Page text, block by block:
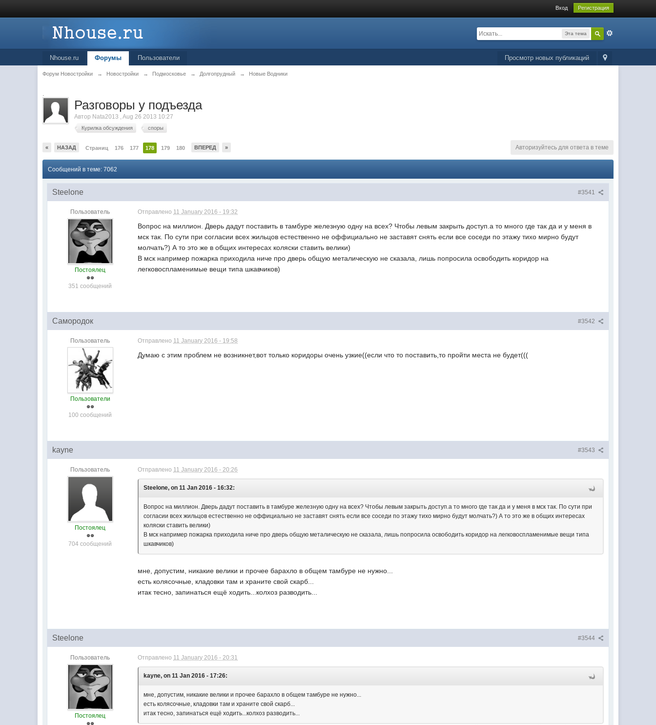
Вход Регистрация
Эта тема
Просмотр новых публикаций
Nhouse.ru Форумы Пользователи
Форум Новостройки → Новостройки → Подмосковье → Долгопрудный → Новые Водники
.
Разговоры у подъезда
Автор Nata2013 ,Aug 26 2013 10:27
Курилка обсуждения споры
« НАЗАД Страниц 176 177 178 179 180 ВПЕРЕД » Авторизуйтесь для ответа в теме
Сообщений в теме: 7062
#3541
Steelone
Пользователь
Постоялец
351 сообщений
Отправлено 11 January 2016 - 19:32
Вопрос на миллион. Дверь дадут поставить в тамбуре железную одну на всех? Чтобы левым закрыть доступ.а то много где так да и у меня в
мск так. По сути при согласии всех жильцов естественно не оффициально не заставят снять если все соседи по этажу тихо мирно будут
молчать?) А то это же в общих интересах коляски ставить велики)
В мск например пожарка приходила ниче про дверь общую металическую не сказала, лишь попросила освободить коридор на
легковоспламенимые вещи типа шкавчиков)
#3542
Самородок
Пользователь
Пользователи
100 сообщений
Отправлено 11 January 2016 - 19:58
Думаю с этим проблем не возникнет,вот только коридоры очень узкие((если что то поставить,то пройти места не будет(((
#3543
kayne
Пользователь
Постоялец
704 сообщений
Отправлено 11 January 2016 - 20:26
Steelone, on 11 Jan 2016 - 16:32:
Вопрос на миллион. Дверь дадут поставить в тамбуре железную одну на всех? Чтобы левым закрыть доступ.а то много где так да и у меня в мск так. По сути при
согласии всех жильцов естественно не оффициально не заставят снять если все соседи по этажу тихо мирно будут молчать?) А то это же в общих интересах
коляски ставить велики)
В мск например пожарка приходила ниче про дверь общую металическую не сказала, лишь попросила освободить коридор на легковоспламенимые вещи типа
шкавчиков)
мне, допустим, никакие велики и прочее барахло в общем тамбуре не нужно...
есть колясочные, кладовки там и храните свой скарб...
итак тесно, запинаться ещё ходить...колхоз разводить...
#3544
Steelone
Пользователь
Постоялец
Отправлено 11 January 2016 - 20:31
kayne, on 11 Jan 2016 - 17:26:
мне, допустим, никакие велики и прочее барахло в общем тамбуре не нужно...
есть колясочные, кладовки там и храните свой скарб...
итак тесно, запинаться ещё ходить...колхоз разводить...